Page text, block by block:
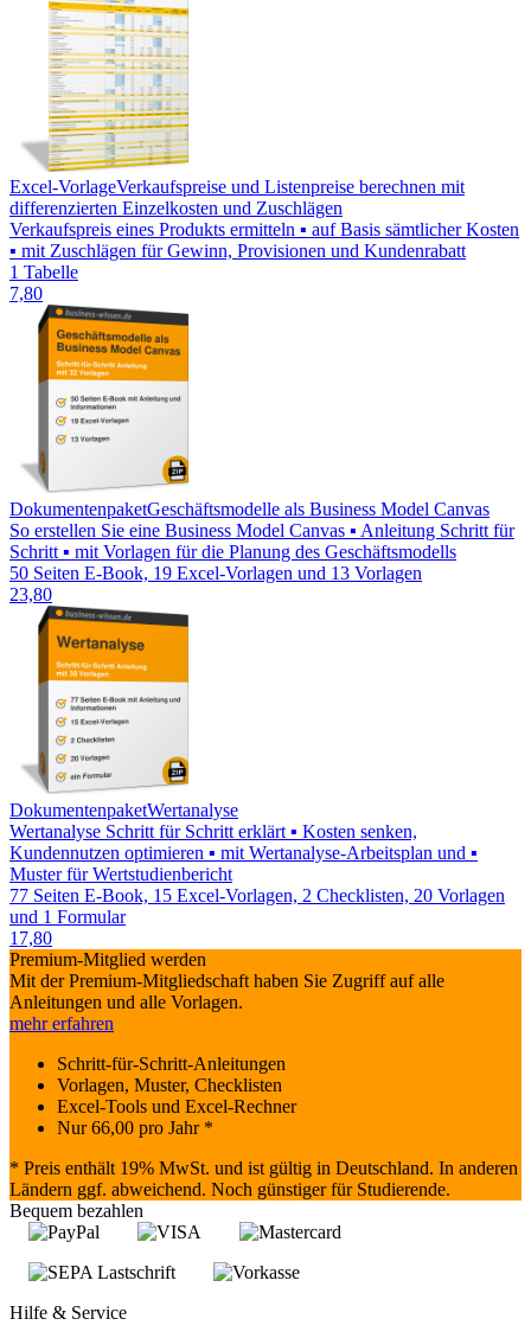
Excel-VorlageVerkaufspreise und Listenpreise berechnen mit
differenzierten Einzelkosten und Zuschlägen
Verkaufspreis eines Produkts ermitteln ▪ auf Basis sämtlicher Kosten
▪ mit Zuschlägen für Gewinn, Provisionen und Kundenrabatt
1 Tabelle
7,80
DokumentenpaketGeschäftsmodelle als Business Model Canvas
So erstellen Sie eine Business Model Canvas ▪ Anleitung Schritt für
Schritt ▪ mit Vorlagen für die Planung des Geschäftsmodells
50 Seiten E-Book, 19 Excel-Vorlagen und 13 Vorlagen
23,80
DokumentenpaketWertanalyse
Wertanalyse Schritt für Schritt erklärt ▪ Kosten senken,
Kundennutzen optimieren ▪ mit Wertanalyse-Arbeitsplan und ▪
Muster für Wertstudienbericht
77 Seiten E-Book, 15 Excel-Vorlagen, 2 Checklisten, 20 Vorlagen
und 1 Formular
17,80
Premium-Mitglied werden
Mit der Premium-Mitgliedschaft haben Sie Zugriff auf alle
Anleitungen und alle Vorlagen.
mehr erfahren
Schritt-für-Schritt-Anleitungen
Vorlagen, Muster, Checklisten
Excel-Tools und Excel-Rechner
Nur66,00 pro Jahr *
* Preis enthält 19% MwSt. und ist gültig in Deutschland. In anderen
Ländern ggf. abweichend. Noch günstiger für Studierende.
Bequem bezahlen
Hilfe & Service